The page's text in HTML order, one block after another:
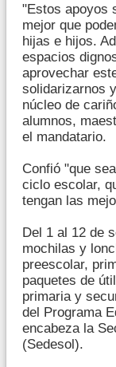
"Estos apoyos
mejor que
hijas e hijos.
espacios
aprovechar
solidarizarnos
núcleo de
alumnos,
el mandatario.
Confió "que
ciclo escolar,
tengan las
Del 1 al 12 de
mochilas y
preescolar,
paquetes de
primaria y
del Programa
encabeza la
(Sedesol).